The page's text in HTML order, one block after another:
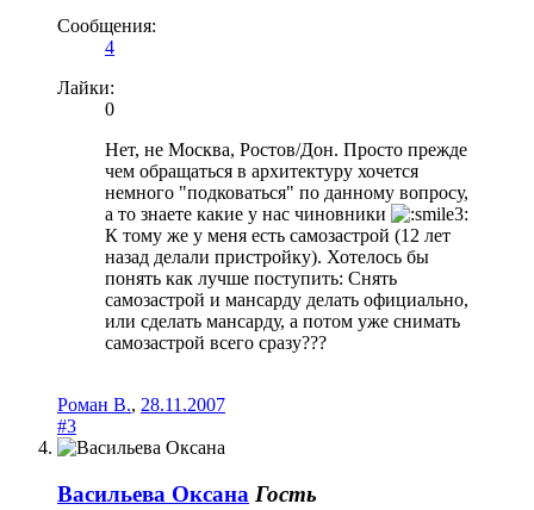
Сообщения:
4
Лайки:
0
Нет, не Москва, Ростов/Дон. Просто прежде
чем обращаться в архитектуру хочется
немного "подковаться" по данному вопросу,
а то знаете какие у нас чиновники
К тому же у меня есть самозастрой (12 лет
назад делали пристройку). Хотелось бы
понять как лучше поступить: Снять
самозастрой и мансарду делать официально,
или сделать мансарду, а потом уже снимать
самозастрой всего сразу???
Роман В., 28.11.2007
#3
Васильева Оксана Гость